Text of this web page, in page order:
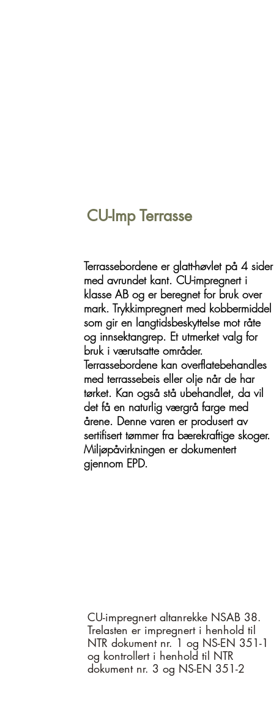
CU-Imp Terrasse
Terrassebordene er glatt-høvlet på 4 sider
med avrundet kant. CU-impregnert i
klasse AB og er beregnet for bruk over
mark. Trykkimpregnert med kobbermiddel
som gir en langtidsbeskyttelse mot råte
og innsektangrep. Et utmerket valg for
bruk i værutsatte områder.
Terrassebordene kan overflatebehandles
med terrassebeis eller olje når de har
tørket. Kan også stå ubehandlet, da vil
det få en naturlig værgrå farge med
årene. Denne varen er produsert av
sertifisert tømmer fra bærekraftige skoger.
Miljøpåvirkningen er dokumentert
gjennom EPD.
CU-impregnert altanrekke NSAB 38.
Trelasten er impregnert i henhold til
NTR dokument nr. 1 og NS-EN 351-1
og kontrollert i henhold til NTR
dokument nr. 3 og NS-EN 351-2